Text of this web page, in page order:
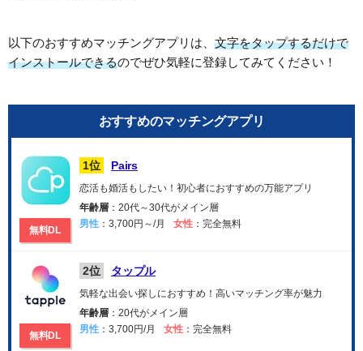
以下のおすすめマッチングアプリは、 文字をタップするだけで
インストールできるのでぜひ気軽に登録してみてください！
おすすめのマッチングアプリ
無料DL
1位 Pairs
恋活も婚活もしたい！初心者におすすめの万能アプリ
年齢層 ：20代～30代がメイン層
男性 ：3,700円～/月 女性 ：完全無料
無料DL
2位 タップル
気軽な出会い探しにおすすめ！高いマッチング率が魅力
年齢層 ：20代がメイン層
男性 ：3,700円/月 女性 ：完全無料